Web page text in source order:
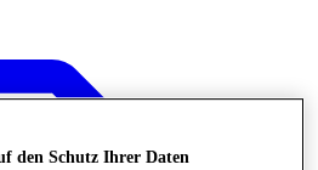
den Schutz Ihrer Daten